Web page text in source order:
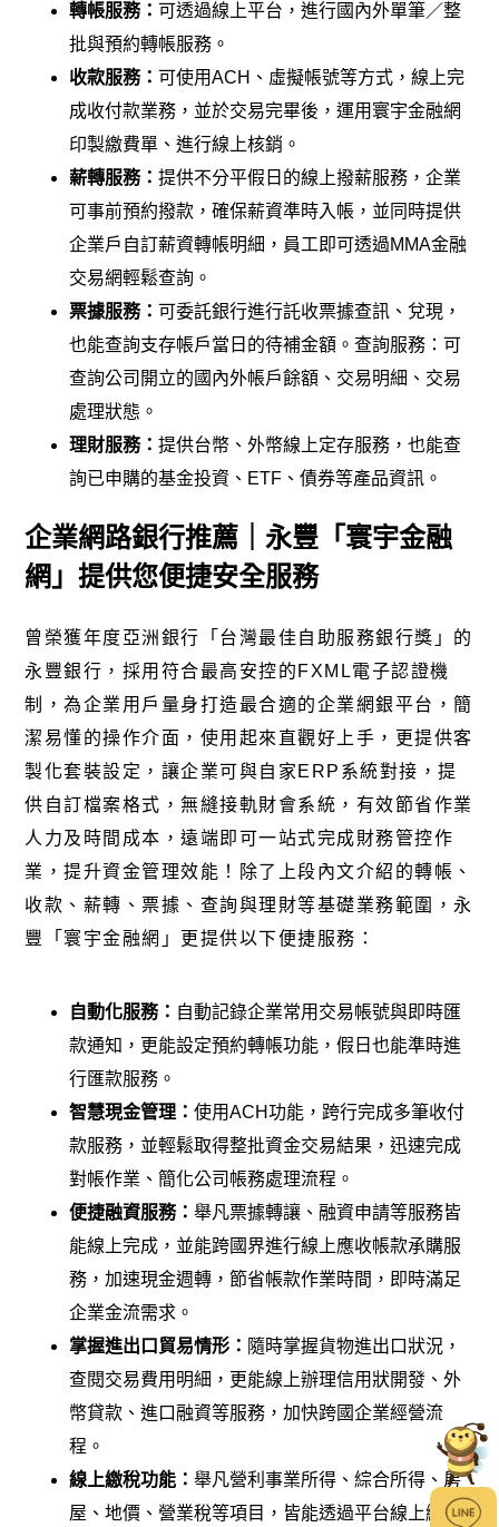
轉帳服務：可透過線上平台，進行國內外單筆／整
批與預約轉帳服務。
收款服務：可使用ACH 、虛擬帳號等方式，線上完
成收付款業務，並於交易完畢後，運用寰宇金融網
印製繳費單、進行線上核銷。
薪轉服務：提供不分平假日的線上撥薪服務，企業
可事前預約撥款，確保薪資準時入帳，並同時提供
企業戶自訂薪資轉帳明細，員工即可透過MMA金融
交易網輕鬆查詢。
票據服務：可委託銀行進行託收票據查訊、兌現，
也能查詢支存帳戶當日的待補金額。查詢服務：可
查詢公司開立的國內外帳戶餘額、交易明細、交易
處理狀態。
理財服務：提供台幣、外幣線上定存服務，也能查
詢已申購的基金投資、ETF、債券等產品資訊。
企業網路銀行推薦｜永豐「寰宇金融
網」提供您便捷安全服務
曾榮獲年度亞洲銀行「台灣最佳自助服務銀行獎」的
永豐銀行，採用符合最高安控的FXML電子認證機
制，為企業用戶量身打造最合適的企業網銀平台，簡
潔易懂的操作介面，使用起來直觀好上手，更提供客
製化套裝設定，讓企業可與自家ERP系統對接，提
供自訂檔案格式，無縫接軌財會系統，有效節省作業
人力及時間成本，遠端即可一站式完成財務管控作
業，提升資金管理效能！除了上段內文介紹的轉帳、
收款、薪轉、票據、查詢與理財等基礎業務範圍，永
豐「寰宇金融網」更提供以下便捷服務：
自動化服務： 自動記錄企業常用交易帳號與即時匯
款通知，更能設定預約轉帳功能，假日也能準時進
行匯款服務。
智慧現金管理：使用ACH功能，跨行完成多筆收付
款服務，並輕鬆取得整批資金交易結果，迅速完成
對帳作業、簡化公司帳務處理流程。
便捷融資服務：舉凡票據轉讓、融資申請等服務皆
能線上完成，並能跨國界進行線上應收帳款承購服
務，加速現金週轉，節省帳款作業時間，即時滿足
企業金流需求。
掌握進出口貿易情形： 隨時掌握貨物進出口狀況，
查閱交易費用明細，更能線上辦理信用狀開發、外
幣貸款、進口融資等服務，加快跨國企業經營流
程。
線上繳稅功能：舉凡營利事業所得、綜合所得、房
屋、地價、營業稅等項目，皆能透過平台線上繳